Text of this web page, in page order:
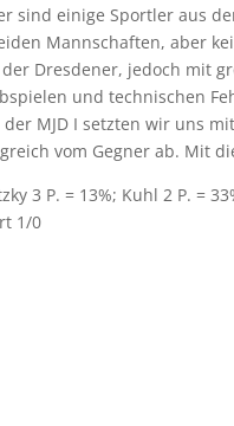
sind einige Sportler aus
Mannschaften, aber
Dresdener, jedoch mit
und technischen
MJD I setzten wir uns
vom Gegner ab. Mit
3 P. = 13%; Kuhl 2 P. =
1/0